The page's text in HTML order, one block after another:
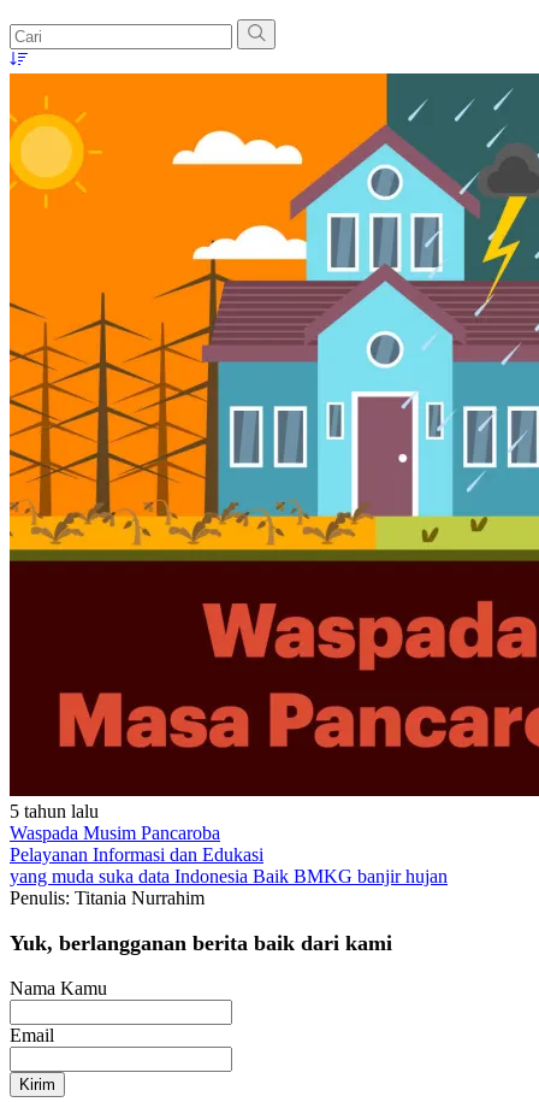
5 tahun lalu
Waspada Musim Pancaroba
Pelayanan Informasi dan Edukasi
yang muda suka data Indonesia Baik BMKG banjirhujan
Penulis: Titania Nurrahim
Yuk, berlangganan berita baik dari kami
Nama Kamu
Email
Kirim